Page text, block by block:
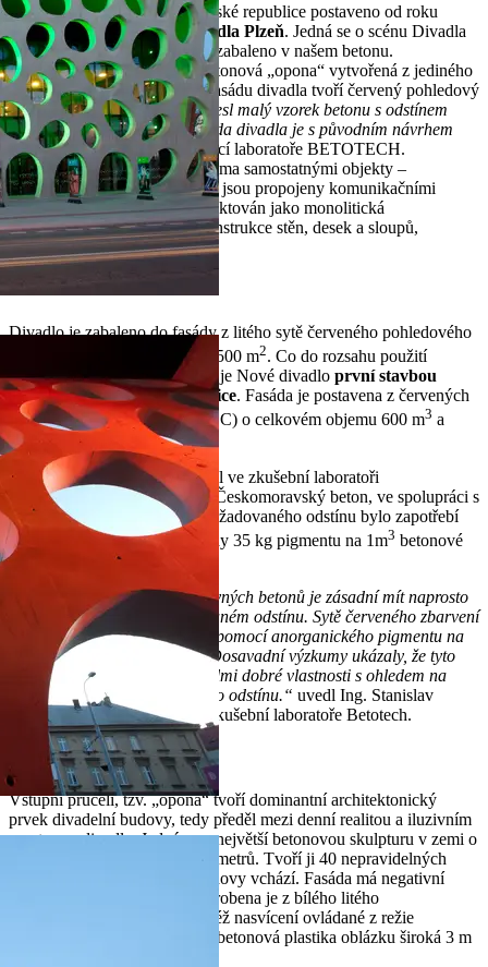
První divadlo, které bylo v České republice postaveno od roku
1989, je budovaNového divadla Plzeň. Jedná se o scénu Divadla
Josefa Kajetána Tyla a je celé zabaleno v našem betonu.
Návštěvníky zve ke vstupu betonová „opona“ vytvořená z jediného
kusu monolitického betonu. Fasádu divadla tvoří červený pohledový
beton.
„Architekt s sebou přinesl malý vzorek betonu s odstínem
divadelní červené, finální fasáda divadla je s původním návrhem
téměř identická,“
uvádí vedoucí laboratoře BETOTECH.
Budova divadla je tvořena dvěma samostatnými objekty –
provozním a divadelním, které jsou propojeny komunikačními
mostky. Nosný systém je projektován jako monolitická
železobetonová prostorová konstrukce stěn, desek a sloupů,
většinou v pohledové kvalitě.
Divadlo je zabaleno do fasády z litého sytě červeného pohledového
betonu Colorcrete® o ploše 3 500 m2. Co do rozsahu použití
technologie barevných betonů je Nové divadlo první stavbou
svého druhu v České republice. Fasáda je postavena z červených
samozhutnitelných betonů (SCC) o celkovém objemu 600 m3 a
pevnostní třídě C 30/37.
Vývoj betonové směsi probíhal ve zkušební laboratoři
BETOTECH, člena skupiny Českomoravský beton, ve spolupráci s
firmou SIKA. Pro dosažení požadovaného odstínu bylo zapotřebí
plnění barvou 8 % objemu, tedy 35 kg pigmentu na 1m3 betonové
směsi.
„Při plánování realizace barevných betonů je zásadní mít naprosto
přesnou představu o požadovaném odstínu. Sytě červeného zbarvení
fasády divadla bylo dosaženo pomocí anorganického pigmentu na
bázi červeného oxidu železa. Dosavadní výzkumy ukázaly, že tyto
anorganické pigmenty mají velmi dobré vlastnosti s ohledem na
dlouhodobou stálost barevného odstínu.“ uvedl Ing. Stanislav
Smiřický, jednatel a vedoucí zkušební laboratoře Betotech.
Betonová „opona“
Vstupní průčelí, tzv. „opona“ tvoří dominantní architektonický
prvek divadelní budovy, tedy předěl mezi denní realitou a iluzivním
prostorem divadla. Jedná se o největší betonovou skulpturu v zemi o
rozměrech 21,8 x 13,8 x 0,60 metrů. Tvoří ji 40 nepravidelných
bublin, z nichž třemi se do budovy vchází. Fasáda má negativní
odklon od svislice o 11,2°. Vyrobena je z bílého litého
betonu. Součástí konceptu je též nasvícení ovládané z režie
divadla. Jižní fasádu doplňuje betonová plastika oblázku široká 3 m